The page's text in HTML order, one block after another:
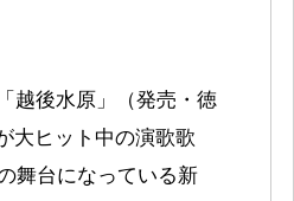
越後水原」（発売・徳
大ヒット中の演歌歌
舞台になっている新